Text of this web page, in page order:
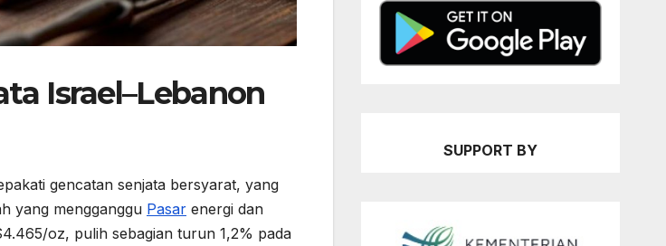
Israel–Lebanon
gencatan senjata bersyarat, yang
yang mengganggu Pasar energi dan
oz, pulih sebagian turun 1,2% pada
SUPPORT BY